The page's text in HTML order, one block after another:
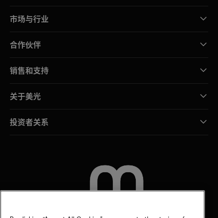
市场与行业
合作伙伴
销售和支持
关于美光
投资者关系